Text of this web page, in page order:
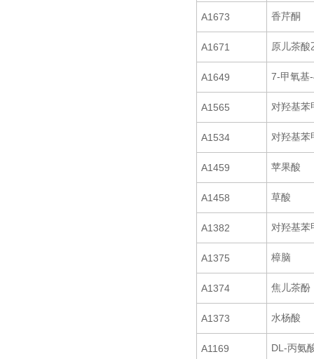
A1673 香芹酮
A1671 原儿茶酸
A1649 7-甲氧基
A1565 对羟基苯
A1534 对羟基苯
A1459 苹果酸
A1458 草酸
A1382 对羟基苯
A1375 樟脑
A1374 焦儿茶酚
A1373 水杨酸
A1169 DL-丙氨